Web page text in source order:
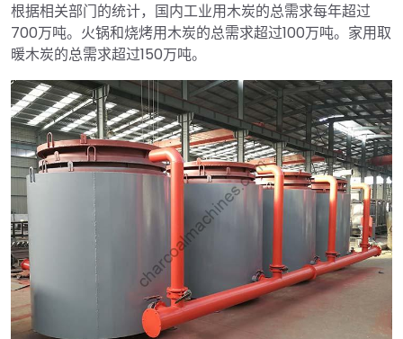
根据相关部门的统计，国内工业用木炭的总需求每年超过
700万吨。火锅和烧烤用木炭的总需求超过100万吨。家用取
暖木炭的总需求超过150万吨。